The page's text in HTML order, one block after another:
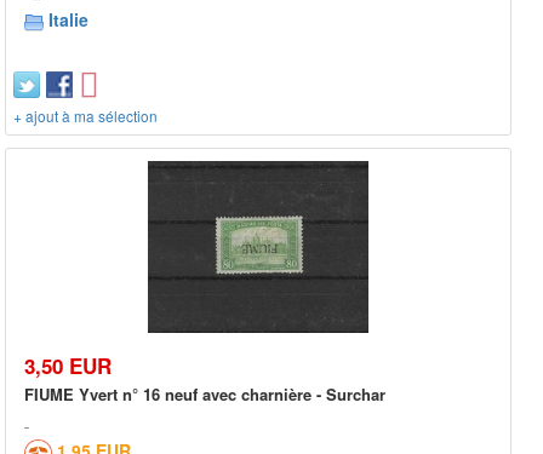
Italie
+ ajout à ma sélection
3,50 EUR
FIUME Yvert n° 16 neuf avec charnière - Surchar